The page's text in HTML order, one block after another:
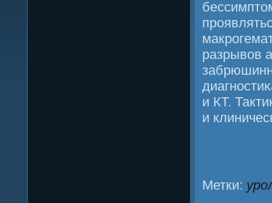
разрывов
и КТ.
и
Метки: